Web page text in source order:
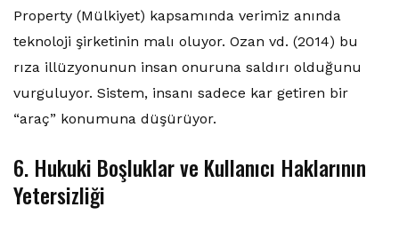
Property (Mülkiyet) kapsamında verimiz anında
teknoloji şirketinin malı oluyor. Ozan vd. (2014) bu
rıza illüzyonunun insan onuruna saldırı olduğunu
vurguluyor. Sistem, insanı sadece kar getiren bir
“araç” konumuna düşürüyor.
6. Hukuki Boşluklar ve Kullanıcı Haklarının
Yetersizliği